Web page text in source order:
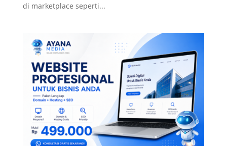
di marketplace seperti...